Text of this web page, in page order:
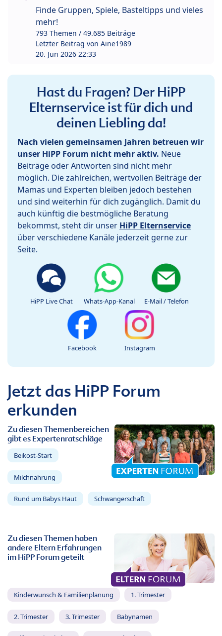
Finde Gruppen, Spiele, Basteltipps und vieles
mehr!
793 Themen / 49.685 Beiträge
Letzter Beitrag von Aine1989
20. Jun 2026 22:33
Hast du Fragen? Der HiPP
Elternservice ist für dich und
deinen Liebling da!
Nach vielen gemeinsamen Jahren betreuen wir
unser HiPP Forum nicht mehr aktiv. Neue
Beiträge oder Antworten sind nicht mehr
möglich. Die zahlreichen, wertvollen Beiträge der
Mamas und Experten bleiben jedoch bestehen
und sind weiterhin für dich zugänglich. Damit du
auch künftig die bestmögliche Beratung
bekommst, steht dir unser HiPP Elternservice
über verschiedene Kanäle jederzeit gerne zur
Seite.
HiPP Live Chat Whats-App-Kanal E-Mail / Telefon
Facebook Instagram
Jetzt das HiPP Forum
erkunden
Zu diesen Themenbereichen
gibt es Expertenratschläge
Beikost-Start
Milchnahrung
Rund um Babys Haut Schwangerschaft
Zu diesen Themen haben
andere Eltern Erfahrungen
im HiPP Forum geteilt
Kinderwunsch & Familienplanung 1. Trimester
2. Trimester 3. Trimester Babynamen